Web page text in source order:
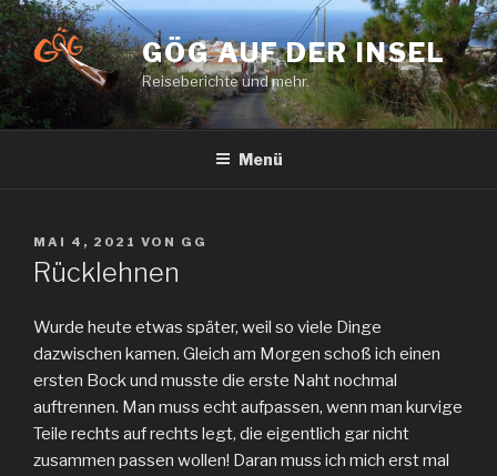
Zum
Inhalt
springen
GÖG AUF DER INSEL
Reiseberichte und mehr.
Menü
VERÖFFENTLICHT
AM
MAI 4, 2021 VON GG
Rücklehnen
Wurde heute etwas später, weil so viele Dinge
dazwischen kamen. Gleich am Morgen schoß ich einen
ersten Bock und musste die erste Naht nochmal
auftrennen. Man muss echt aufpassen, wenn man kurvige
Teile rechts auf rechts legt, die eigentlich gar nicht
zusammen passen wollen! Daran muss ich mich erst mal